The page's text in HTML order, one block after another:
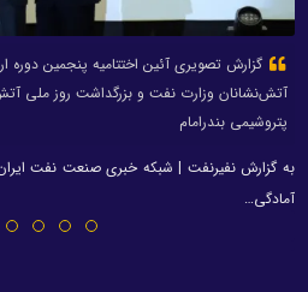
گزارش تصویری آئین اختتامیه پنجمین
آتش‌نشانان وزارت نفت و بزرگداشت روز ملی
پتروشیمی بندرامام
به گزارش نفیرنفت | شبکه خبری صنعت نفت ایران؛
آمادگی…